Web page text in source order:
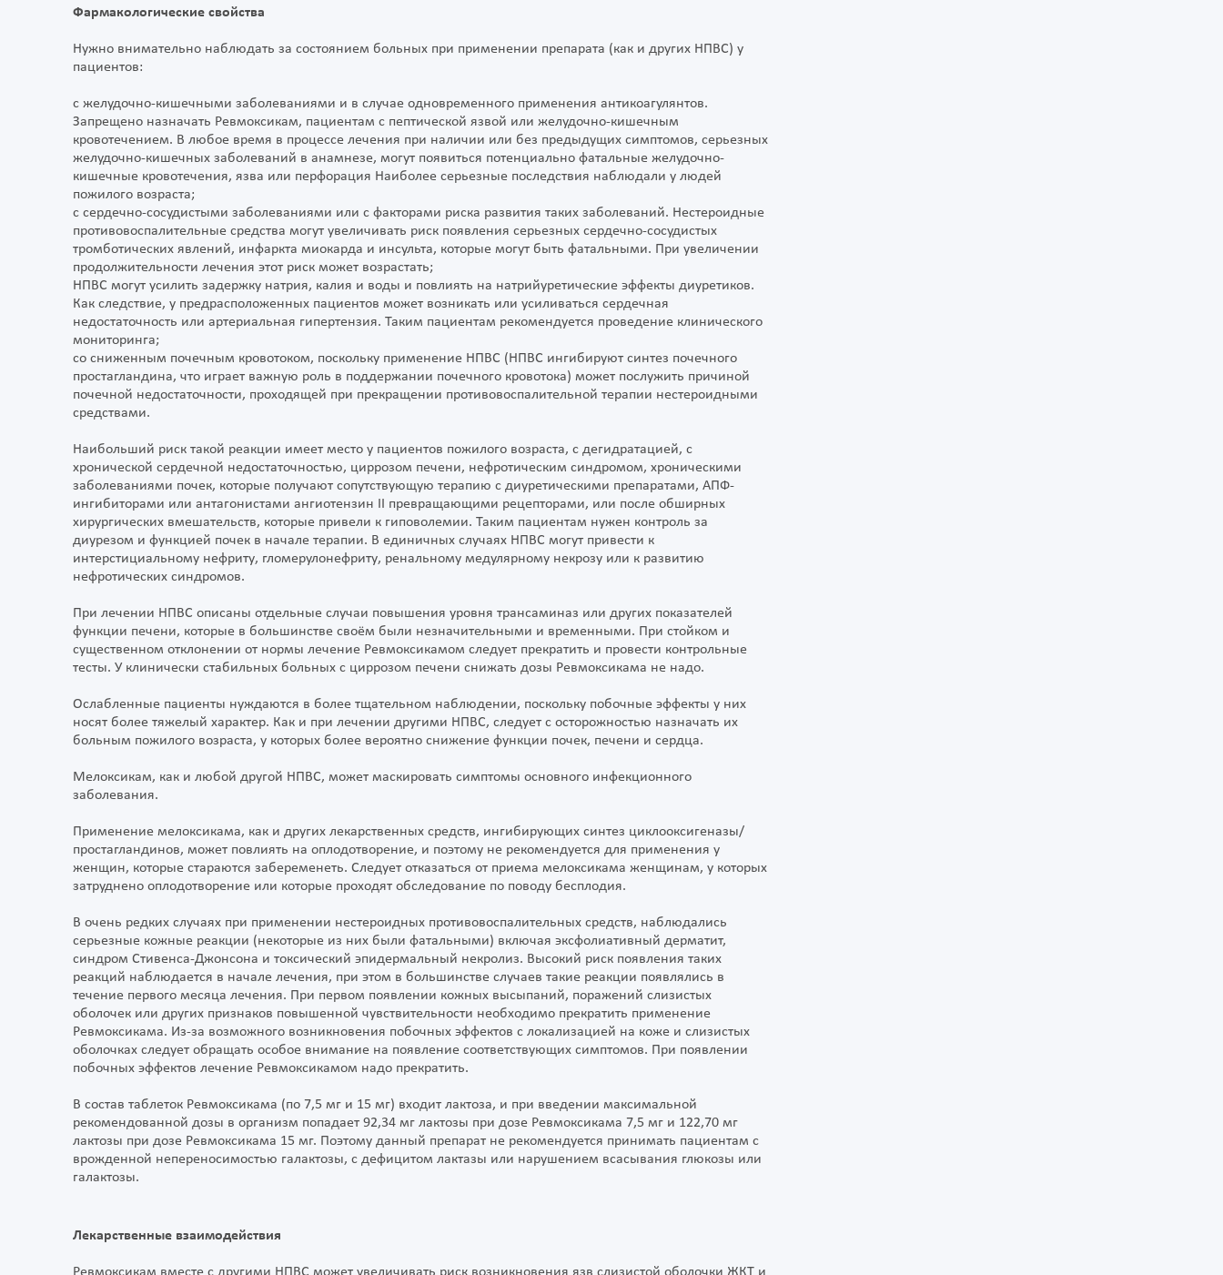
Фармакологические свойства
Нужно внимательно наблюдать за состоянием больных при применении препарата (как и других НПВС) у
пациентов:
с желудочно-кишечными заболеваниями и в случае одновременного применения антикоагулянтов.
Запрещено назначать Ревмоксикам, пациентам с пептической язвой или желудочно-кишечным
кровотечением. В любое время в процессе лечения при наличии или без предыдущих симптомов, серьезных
желудочно-кишечных заболеваний в анамнезе, могут появиться потенциально фатальные желудочно-
кишечные кровотечения, язва или перфорация Наиболее серьезные последствия наблюдали у людей
пожилого возраста;
с сердечно-сосудистыми заболеваниями или с факторами риска развития таких заболеваний. Нестероидные
противовоспалительные средства могут увеличивать риск появления серьезных сердечно-сосудистых
тромботических явлений, инфаркта миокарда и инсульта, которые могут быть фатальными. При увеличении
продолжительности лечения этот риск может возрастать;
НПВС могут усилить задержку натрия, калия и воды и повлиять на натрийуретические эффекты диуретиков.
Как следствие, у предрасположенных пациентов может возникать или усиливаться сердечная
недостаточность или артериальная гипертензия. Таким пациентам рекомендуется проведение клинического
мониторинга;
со сниженным почечным кровотоком, поскольку применение НПВС (НПВС ингибируют синтез почечного
простагландина, что играет важную роль в поддержании почечного кровотока) может послужить причиной
почечной недостаточности, проходящей при прекращении противовоспалительной терапии нестероидными
средствами.
Наибольший риск такой реакции имеет место у пациентов пожилого возраста, с дегидратацией, с
хронической сердечной недостаточностью, циррозом печени, нефротическим синдромом, хроническими
заболеваниями почек, которые получают сопутствующую терапию с диуретическими препаратами, AПФ-
ингибиторами или антагонистами ангиотензин II превращающими рецепторами, или после обширных
хирургических вмешательств, которые привели к гиповолемии. Таким пациентам нужен контроль за
диурезом и функцией почек в начале терапии. В единичных случаях НПВС могут привести к
интерстициальному нефриту, гломерулонефриту, ренальному медулярному некрозу или к развитию
нефротических синдромов.
При лечении НПВС описаны отдельные случаи повышения уровня трансаминаз или других показателей
функции печени, которые в большинстве своём были незначительными и временными. При стойком и
существенном отклонении от нормы лечение Ревмоксикамом следует прекратить и провести контрольные
тесты. У клинически стабильных больных с циррозом печени снижать дозы Ревмоксикама не надо.
Ослабленные пациенты нуждаются в более тщательном наблюдении, поскольку побочные эффекты у них
носят более тяжелый характер. Как и при лечении другими НПВС, следует с осторожностью назначать их
больным пожилого возраста, у которых более вероятно снижение функции почек, печени и сердца.
Meлоксикам, как и любой другой НПВС, может маскировать симптомы основного инфекционного
заболевания.
Применение мелоксикама, как и других лекарственных средств, ингибирующих синтез циклооксигеназы/
простагландинов, может повлиять на оплодотворение, и поэтому не рекомендуется для применения у
женщин, которые стараются забеременеть. Следует отказаться от приема мелоксикама женщинам, у которых
затруднено оплодотворение или которые проходят обследование по поводу бесплодия.
В очень редких случаях при применении нестероидных противовоспалительных средств, наблюдались
серьезные кожные реакции (некоторые из них были фатальными) включая эксфолиативный дерматит,
синдром Стивенса-Джонсона и токсический эпидермальный некролиз. Высокий риск появления таких
реакций наблюдается в начале лечения, при этом в большинстве случаев такие реакции появлялись в
течение первого месяца лечения. При первом появлении кожных высыпаний, поражений слизистых
оболочек или других признаков повышенной чувствительности необходимо прекратить применение
Ревмоксикама. Из-за возможного возникновения побочных эффектов с локализацией на коже и слизистых
оболочках следует обращать особое внимание на появление соответствующих симптомов. При появлении
побочных эффектов лечение Ревмоксикамом надо прекратить.
В состав таблеток Ревмоксикама (по 7,5 мг и 15 мг) входит лактоза, и при введении максимальной
рекомендованной дозы в организм попадает 92,34 мг лактозы при дозе Ревмоксикама 7,5 мг и 122,70 мг
лактозы при дозе Ревмоксикама 15 мг. Поэтому данный препарат не рекомендуется принимать пациентам с
врожденной непереносимостью галактозы, с дефицитом лактазы или нарушением всасывания глюкозы или
галактозы.
Лекарственные взаимодействия